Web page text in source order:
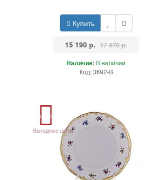
Купить
15 190 р. 17 870 р.
Наличие: В наличии
Код: 3692-B
Акция
Выгодные цены